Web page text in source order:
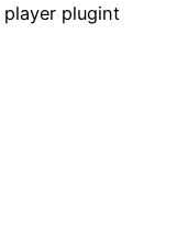
player plugint